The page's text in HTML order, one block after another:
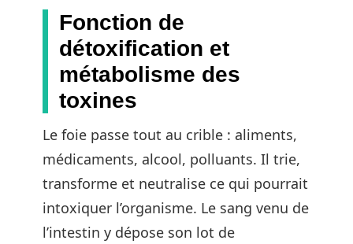
Fonction de
détoxification et
métabolisme des
toxines
Le foie passe tout au crible : aliments,
médicaments, alcool, polluants. Il trie,
transforme et neutralise ce qui pourrait
intoxiquer l’organisme. Le sang venu de
l’intestin y dépose son lot de